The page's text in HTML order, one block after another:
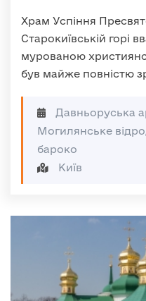
Храм Успіння
Старокиївській горі
мурованою
був майже повністю
Давньоруська
Могилянське
бароко
Київ